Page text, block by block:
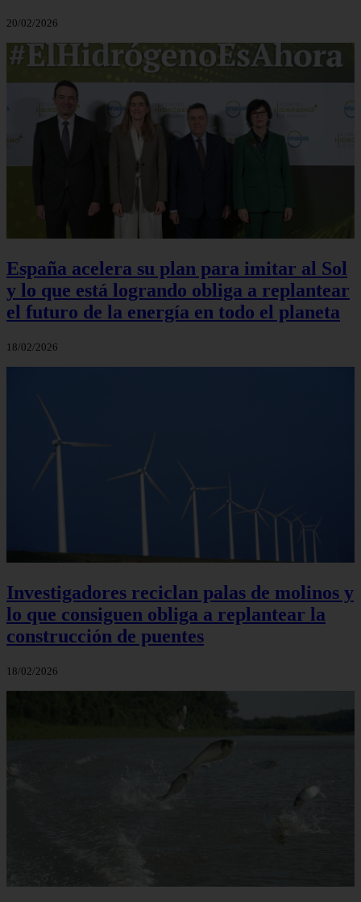
20/02/2026
España acelera su plan para imitar al Sol
y lo que está logrando obliga a replantear
el futuro de la energía en todo el planeta
18/02/2026
Investigadores reciclan palas de molinos y
lo que consiguen obliga a replantear la
construcción de puentes
18/02/2026